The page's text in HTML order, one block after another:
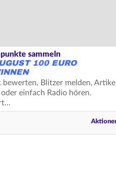
sammeln
100 EURO
bewerten, Blitzer melden, Artikel
einfach Radio hören.